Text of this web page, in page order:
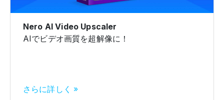
Nero AI Video Upscaler
AIでビデオ画質を超解像に！
さらに詳しく »